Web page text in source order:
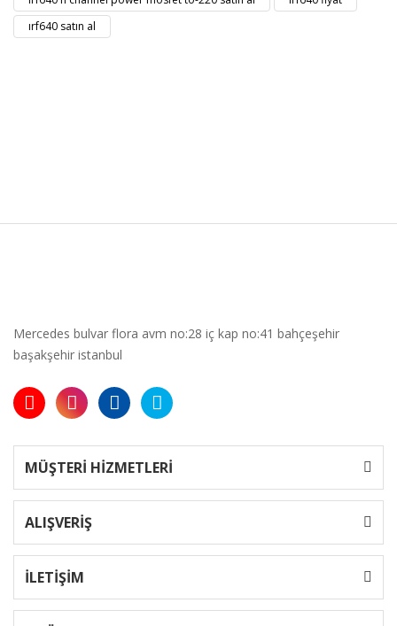
ırf640 satın al
Mercedes bulvar flora avm no:28 iç kap no:41 bahçeşehir
başakşehir istanbul
MÜŞTERİ HİZMETLERİ
ALIŞVERİŞ
İLETİŞİM